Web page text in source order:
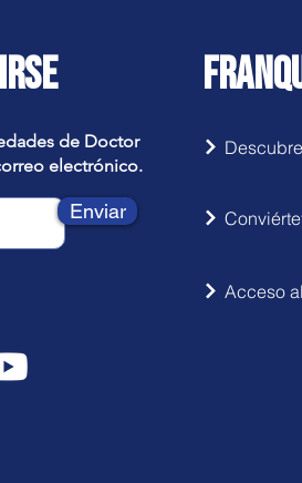
de Doctor
electrónico.
Enviar
Acceso